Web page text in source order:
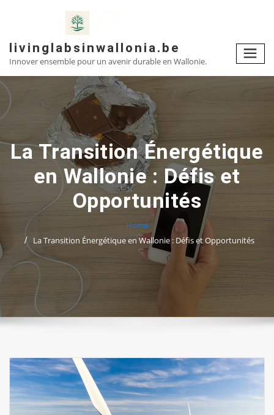
livinglabsinwallonia.be
Innover ensemble pour un avenir durable en Wallonie.
La Transition Énergétique
en Wallonie : Défis et
Opportunités
Home
La Transition Énergétique en Wallonie : Défis et Opportunités